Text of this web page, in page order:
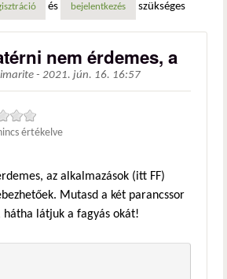
és bejelentkezés szükséges
nem érdemes, a
- 2021. jún. 16. 16:57
értékelve
az alkalmazások (itt FF)
Mutasd a két parancssor
hátha látjuk a fagyás okát!